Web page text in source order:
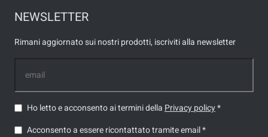
NEWSLETTER
Rimani aggiornato sui nostri prodotti, iscriviti alla newsletter
Ho letto e acconsento ai termini della Privacy policy*
Acconsento a essere ricontattato tramite email *